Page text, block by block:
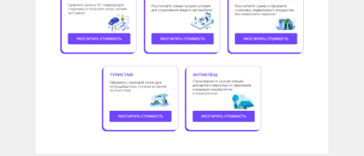
У ВАС ЕСТЬ САЙТ,
НО РЕКЛАМА НЕ ПРИНОСИТ
ЖЕЛАЕМОГО КОЛИЧЕСТВА
ЗАЯВОК?
Предлагаем решение, которое